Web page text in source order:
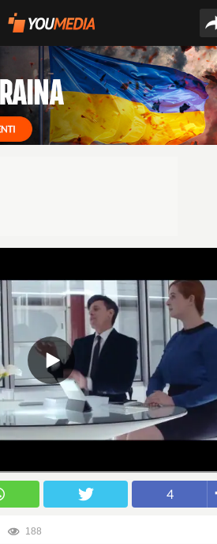
4
188